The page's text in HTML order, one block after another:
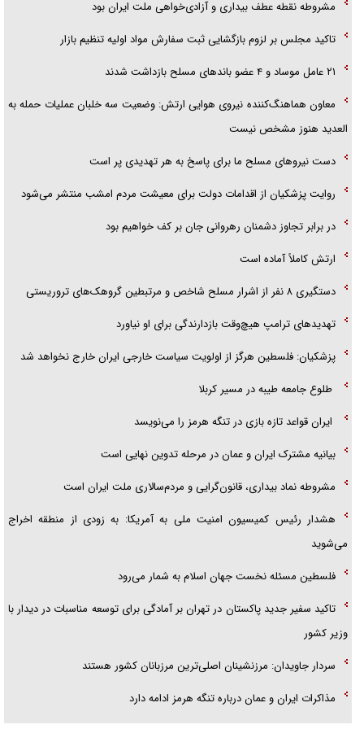
مشروطه نقطه عطف بیداری و آزادی‌خواهی ملت ایران بود
تاکید مجلس بر لزوم بازگشایی ثبت سفارش مواد اولیه تنظیم بازار
۲۱ عامل موساد و ۴ عضو باند‌های مسلح بازداشت شدند
معاون هماهنگ‌کننده نیروی هوایی ارتش: وضعیت سه خلبان عملیات حمله به
العدید هنوز مشخص نیست
دست نیرو‌های مسلح ما برای پاسخ به هر تهدیدی پر است
روایت پزشکیان از اقدامات دولت برای معیشت مردم امشب منتشر می‌شود
در برابر تجاوز دشمنان رهروانی جان بر کف خواهیم بود
ارتش کاملاً آماده است
دستگیری ۸ نفر از اشرار مسلح شاخص و مرتبطین گروهک‌های تروریستی
تهدید‌های ترامپ هیچ‌وقت بازدارندگی برای او نیاورد
پزشکیان: فلسطین هرگز از اولویت سیاست خارجی ایران خارج نخواهد شد
طلوع جامعه طیبه در مسیر کربلا
ایران قواعد تازه بازی در تنگه هرمز را می‌نویسد
بیانیه مشترک ایران و عمان در مرحله تدوین نهایی است
مشروطه نماد بیداری، قانون‌گرایی و مردم‌سالاری ملت ایران است
هشدار رئیس کمیسیون امنیت ملی به آمریکا: به زودی از منطقه اخراج
می‌شوید
فلسطین مسئله نخست جهان اسلام به شمار می‌رود
تاکید سفیر جدید پاکستان در تهران بر آمادگی برای توسعه مناسبات در دیدار با
وزیر کشور
سردار جاویدان: مرزنشینان اصلی‌ترین مرزبانان کشور هستند
مذاکرات ایران و عمان درباره تنگه هرمز ادامه دارد